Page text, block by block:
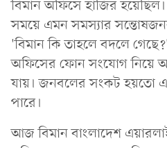
বিমান অফিসে হাজির
সময়ে এমন সমস্যার সন্তোষজনক
'বিমান কি তাহলে বদলে
অফিসের ফোন সংযোগ নিয়ে
যায়। জনবলের সংকট হয়তো এ
পারে।
আজ বিমান বাংলাদেশ